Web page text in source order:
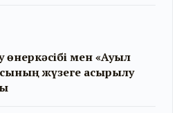
өнеркәсібі мен «Ауыл
жүзеге асырылу